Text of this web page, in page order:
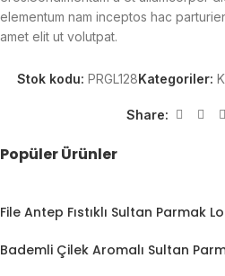
elementum nam inceptos hac
amet elit ut volutpat.
Stok kodu: PRGL128Kategoriler:
Share:
Popüler Ürünler
File Antep Fıstıklı Sultan Parmak
Bademli Çilek Aromalı Sultan